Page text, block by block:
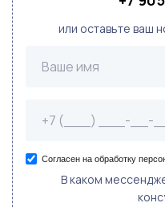
или оставьте ваш
Согласен на обработку
В каком